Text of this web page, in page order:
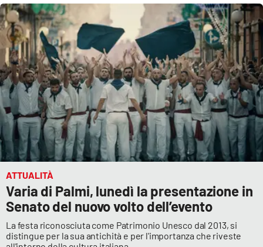
ATTUALITÀ
Varia di Palmi, lunedì la presentazione in
Senato del nuovo volto dell’evento
La festa riconosciuta come Patrimonio Unesco dal 2013, si
distingue per la sua antichità e per l'importanza che riveste